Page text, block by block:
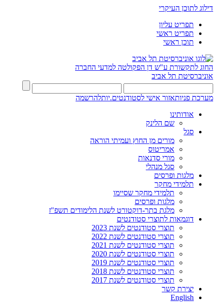
דילוג לתוכן העיקרי
תפריט עליון
תפריט ראשי
תוכן ראשי
החוג לתקשורת ע"ש דן הפקולטה למדעי החברה
אוניברסיטת תל אביב
מערכת פניותאזור אישי לסטודנטים.יותלהרשמה
אודותינו
שם הלינק
סגל
מורים מן החוץ ועמיתי הוראה
אמריטוס
מורי סדנאות
סגל מנהלי
מלגות ופרסים
תלמידי מחקר
תלמידי מחקר שסיימו
מלגות ופרסים
מלגת בתר-דוקטורט לשנת הלימודים תשפ"ז
דוגמאות לתוצרי סטודנטים
תוצרי סטודנטים לשנת 2023
תוצרי סטודנטים לשנת 2022
תוצרי סטודנטים לשנת 2021
תוצרי סטודנטים לשנת 2020
תוצרי סטודנטים לשנת 2019
תוצרי סטודנטים לשנת 2018
תוצרי סטודנטים לשנת 2017
יצירת קשר
English